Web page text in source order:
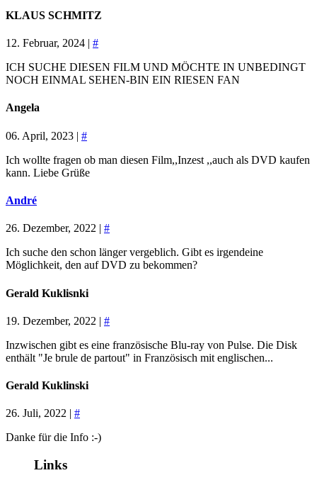
KLAUS SCHMITZ
12. Februar, 2024 | #
ICH SUCHE DIESEN FILM UND MÖCHTE IN UNBEDINGT
NOCH EINMAL SEHEN-BIN EIN RIESEN FAN
Angela
06. April, 2023 | #
Ich wollte fragen ob man diesen Film,,Inzest ,,auch als DVD kaufen
kann. Liebe Grüße
André
26. Dezember, 2022 | #
Ich suche den schon länger vergeblich. Gibt es irgendeine
Möglichkeit, den auf DVD zu bekommen?
Gerald Kuklisnki
19. Dezember, 2022 | #
Inzwischen gibt es eine französische Blu-ray von Pulse. Die Disk
enthält "Je brule de partout" in Französisch mit englischen...
Gerald Kuklinski
26. Juli, 2022 | #
Danke für die Info :-)
Links